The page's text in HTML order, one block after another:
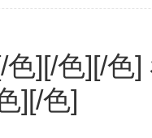
色][/色][/色
][/色]